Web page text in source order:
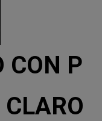
CON P